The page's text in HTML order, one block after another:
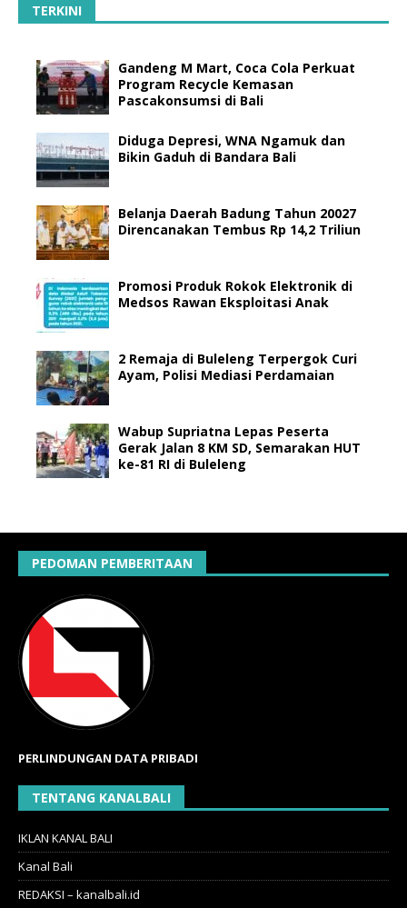
TERKINI
Gandeng M Mart, Coca Cola Perkuat
Program Recycle Kemasan
Pascakonsumsi di Bali
Diduga Depresi, WNA Ngamuk dan
Bikin Gaduh di Bandara Bali
Belanja Daerah Badung Tahun 20027
Direncanakan Tembus Rp 14,2 Triliun
Promosi Produk Rokok Elektronik di
Medsos Rawan Eksploitasi Anak
2 Remaja di Buleleng Terpergok Curi
Ayam, Polisi Mediasi Perdamaian
Wabup Supriatna Lepas Peserta
Gerak Jalan 8 KM SD, Semarakan HUT
ke-81 RI di Buleleng
PEDOMAN PEMBERITAAN
PERLINDUNGAN DATA PRIBADI
TENTANG KANALBALI
IKLAN KANAL BALI
Kanal Bali
REDAKSI – kanalbali.id